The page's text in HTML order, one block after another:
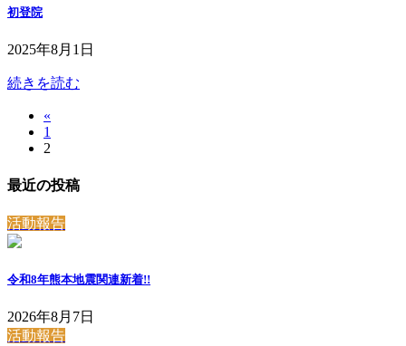
初登院
2025年8月1日
続きを読む
の
ー
ジ
り
«
固
定
ー
1
固
ペ
ジ
2
最近の投稿
活動報告
令和8年熊本地震関連新着!!
2026年8月7日
活動報告